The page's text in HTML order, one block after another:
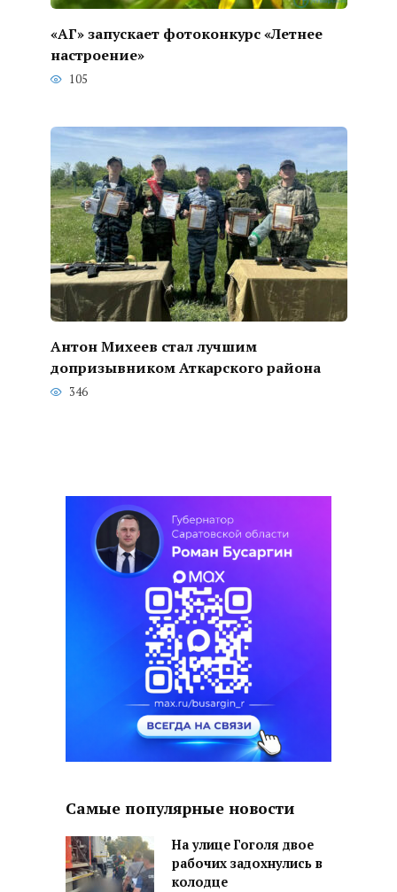
«АГ» запускает фотоконкурс «Летнее
настроение»
105
Антон Михеев стал лучшим
допризывником Аткарского района
346
Самые популярные новости
На улице Гоголя двое
рабочих задохнулись в
колодце